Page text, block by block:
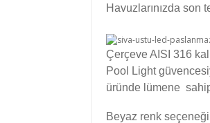
Havuzlarınızda son
Çerçeve AISI 316
Pool Light
üründe lümene
Beyaz renk